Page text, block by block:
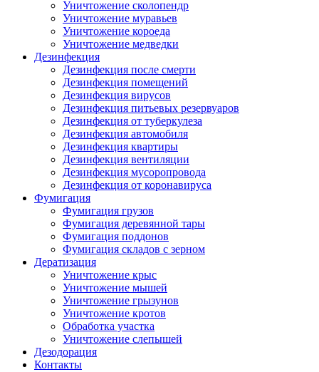
Уничтожение сколопендр
Уничтожение муравьев
Уничтожение короеда
Уничтожение медведки
Дезинфекция
Дезинфекция после смерти
Дезинфекция помещений
Дезинфекция вирусов
Дезинфекция питьевых резервуаров
Дезинфекция от туберкулеза
Дезинфекция автомобиля
Дезинфекция квартиры
Дезинфекция вентиляции
Дезинфекция мусоропровода
Дезинфекция от коронавируса
Фумигация
Фумигация грузов
Фумигация деревянной тары
Фумигация поддонов
Фумигация складов с зерном
Дератизация
Уничтожение крыс
Уничтожение мышей
Уничтожение грызунов
Уничтожение кротов
Обработка участка
Уничтожение слепышей
Дезодорация
Контакты